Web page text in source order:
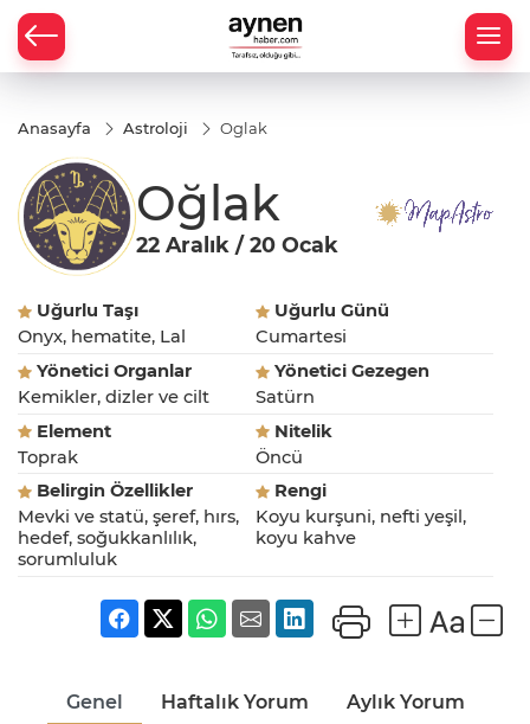
Anasayfa Astroloji Oglak
Oğlak
22 Aralık / 20 Ocak
Uğurlu Taşı
Onyx, hematite, Lal
Uğurlu Günü
Cumartesi
Yönetici Organlar
Kemikler, dizler ve cilt
Yönetici Gezegen
Satürn
Element
Toprak
Nitelik
Öncü
Belirgin Özellikler
Mevki ve statü, şeref, hırs,
hedef, soğukkanlılık,
sorumluluk
Rengi
Koyu kurşuni, nefti yeşil,
koyu kahve
Genel Haftalık Yorum
Aylık Yorum